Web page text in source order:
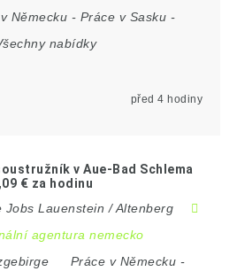
Německu - Práce v Sasku -
nabídky
před 4 hodiny
v Aue-Bad Schlema
€ za hodinu
Jobs Lauenstein / Altenberg
agentura nemecko
Práce v Německu -